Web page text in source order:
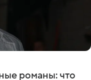
романы: что